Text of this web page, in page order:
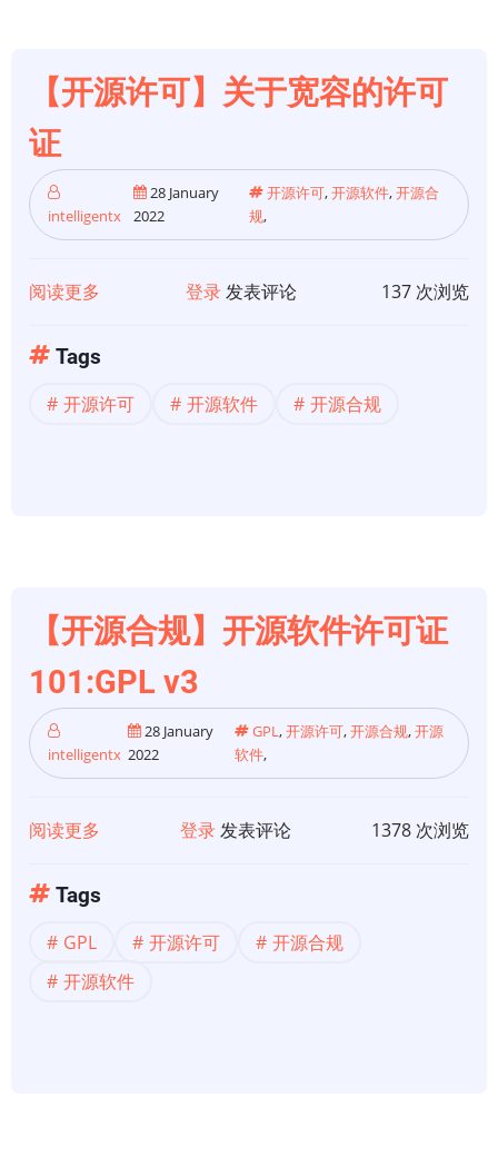
可
证
【开源许可】关于宽容的许可
证
intelligentx
28 January
2022
开源许可,开源软件,开源合
规,
阅读更多
许
许
可
证
登录发表评论 137 次浏览
Tags
开源许可 开源软件 开源合规
【开源合规】开源软件许可证
101:GPL v3
intelligentx
28 January
2022
GPL,开源许可,开源合规,开源
软件,
阅读更多
规】
登录发表评论 1378 次浏览
Tags
GPL 开源许可
开源合规
开源软件